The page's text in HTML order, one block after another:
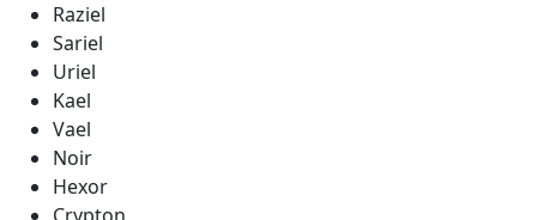
Raziel
Sariel
Uriel
Kael
Vael
Noir
Hexor